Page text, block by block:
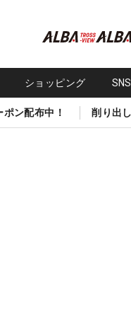
ショッピング
ン配布中！ 削り出